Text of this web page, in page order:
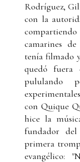
Rodríguez,
con la
camarines
tenía filmado
quedó fuera
pululando
con Quique
hice la
fundador
primera
evangélico: